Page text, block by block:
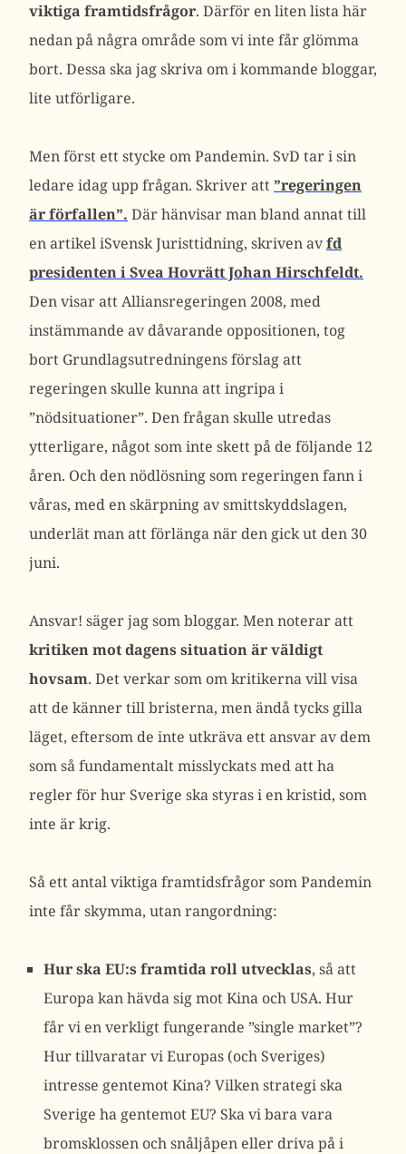
viktiga framtidsfrågor. Därför en liten lista här
nedan på några område som vi inte får glömma
bort. Dessa ska jag skriva om i kommande bloggar,
lite utförligare.
Men först ett stycke om Pandemin. SvD tar i sin
ledare idag upp frågan. Skriver att ”regeringen
är förfallen”. Där hänvisar man bland annat till
en artikel iSvensk Juristtidning, skriven avfd
presidenten i Svea Hovrätt Johan Hirschfeldt.
Den visar att Alliansregeringen 2008, med
instämmande av dåvarande oppositionen, tog
bort Grundlagsutredningens förslag att
regeringen skulle kunna att ingripa i
”nödsituationer”. Den frågan skulle utredas
ytterligare, något som inte skett på de följande 12
åren. Och den nödlösning som regeringen fann i
våras, med en skärpning av smittskyddslagen,
underlät man att förlänga när den gick ut den 30
juni.
Ansvar! säger jag som bloggar. Men noterar att
kritiken mot dagens situation är väldigt
hovsam. Det verkar som om kritikerna vill visa
att de känner till bristerna, men ändå tycks gilla
läget, eftersom de inte utkräva ett ansvar av dem
som så fundamentalt misslyckats med att ha
regler för hur Sverige ska styras i en kristid, som
inte är krig.
Så ett antal viktiga framtidsfrågor som Pandemin
inte får skymma, utan rangordning:
Hur ska EU:s framtida roll utvecklas, så att
Europa kan hävda sig mot Kina och USA. Hur
får vi en verkligt fungerande ”single market”?
Hur tillvaratar vi Europas (och Sveriges)
intresse gentemot Kina? Vilken strategi ska
Sverige ha gentemot EU? Ska vi bara vara
bromsklossen och snåljåpen eller driva på i